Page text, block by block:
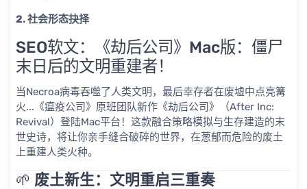
2. 社会形态抉择
SEO软文：《劫后公司》Mac版：僵尸
末日后的文明重建者！
当Necroa病毒吞噬了人类文明，最后幸存者在废墟中点亮篝
火...《瘟疫公司》原班团队新作《劫后公司》（After Inc:
Revival）登陆Mac平台！这款融合策略模拟与生存建造的末
世史诗，将让你亲手缝合破碎的世界，在葱郁而危险的废土
上重建人类火种。
🌱 ​ 废土新生：文明重启三重奏